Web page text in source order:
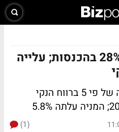
אפקון: ירידה של 28% בהכנסות; עלייה
אפקון מדווחת על עלייה של פי 5 ברווח הנקי
(1)